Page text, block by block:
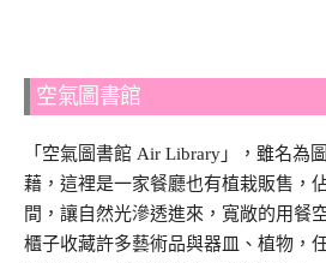
空氣圖書館
「空氣圖書館 Air Library」，雖名為
藉，這裡是一家餐廳也有植栽販售，
間，讓自然光滲透進來，寬敞的用餐
櫃子收藏許多藝術品與器皿、植物，